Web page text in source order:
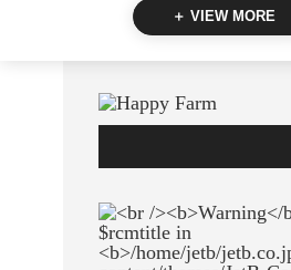
＋ VIEW MORE